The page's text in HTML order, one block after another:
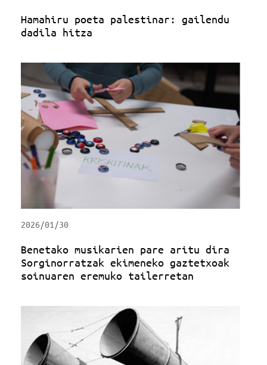
Hamahiru poeta palestinar: gailendu
dadila hitza
2026/01/30
Benetako musikarien pare aritu dira
Sorginorratzak ekimeneko gaztetxoak
soinuaren eremuko tailerretan